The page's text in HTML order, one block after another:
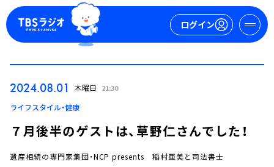
ログイン
ログイン
2024.08.01 木曜日 21:30
ライフスタイル・健康
７月後半のゲストは、草野仁さんでした！
遺産相続の専門家集団・NCP presents 稲村亜美と司法書士